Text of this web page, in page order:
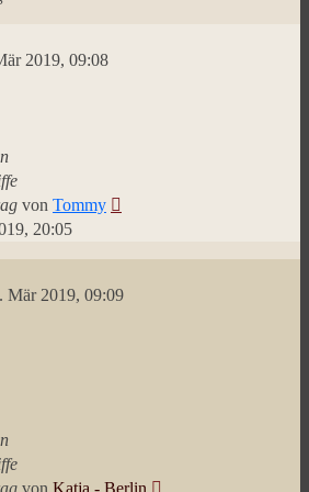
2019, 09:08
von Tommy
20:05
Mär 2019, 09:09